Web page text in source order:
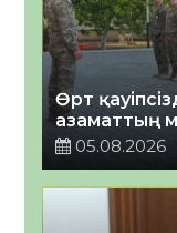
Өрт
азаматтың
05.08.2026